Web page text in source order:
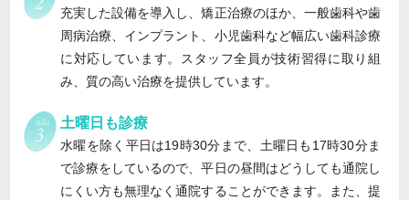
充実した設備を導入し、矯正治療のほか、一般歯科や歯
周病治療、インプラント、小児歯科など幅広い歯科診療
に対応しています。スタッフ全員が技術習得に取り組
み、質の高い治療を提供しています。
土曜日も診療
水曜を除く平日は19時30分まで、土曜日も17時30分ま
で診療をしているので、平日の昼間はどうしても通院し
にくい方も無理なく通院することができます。また、提